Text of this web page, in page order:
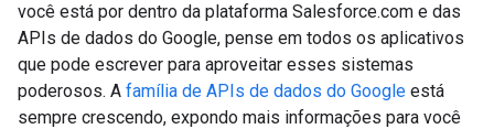
você está por dentro da plataforma Salesforce.com e das
APIs de dados do Google, pense em todos os aplicativos
que pode escrever para aproveitar esses sistemas
poderosos. A família de APIs de dados do Google está
sempre crescendo, expondo mais informações para você